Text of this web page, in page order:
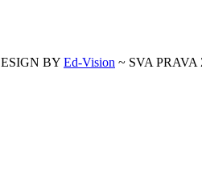
BY Ed-Vision ~ SVA